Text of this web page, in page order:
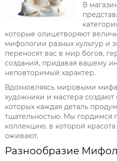
В
которые олицетворяют
мифологии разных культур и
переносят вас в мир богов,
созданий, придавая вашему
неповторимый характер.
Вдохновляясь мировыми
художники и мастера создают
которых каждая деталь
тщательностью. Мы гордимся
коллекцию, в которой
оживают.
Разнообразие